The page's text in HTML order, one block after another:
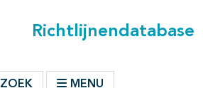
Richtlijnendatabase
ZOEK MENU